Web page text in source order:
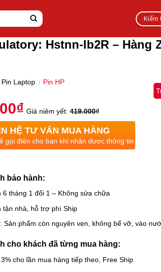
Kiểm
Hstnn-Ib2R – Hàng
Pin Laptop / Pin HP
₫ Giá niêm yết: 419.000₫
HỆ TƯ VẤN MUA HÀNG
gọi điện cho bạn khi nhận được thông tin
bảo hành:
6 tháng 1 đổi 1 – Không sửa chữa
tận nhà, hỗ trợ phí Ship
Sản phẩm còn nguyên vẹn, không bể vỡ, vào
cho khách đã từng mua hàng:
cho lần mua hàng tiếp theo, Free Ship